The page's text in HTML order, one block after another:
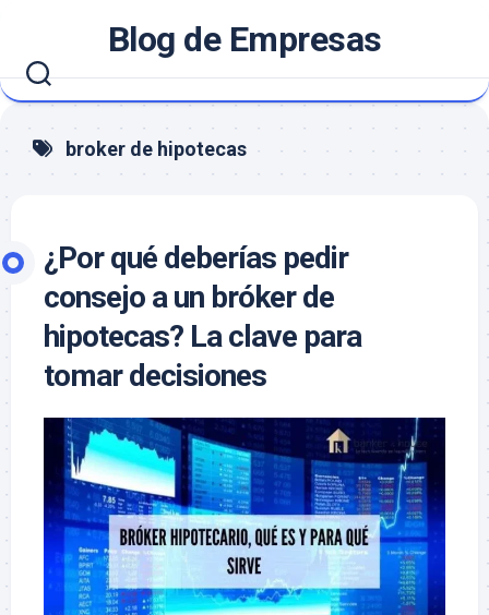
contenido
Blog de Empresas
broker de hipotecas
¿Por qué deberías pedir
consejo a un bróker de
hipotecas? La clave para
tomar decisiones